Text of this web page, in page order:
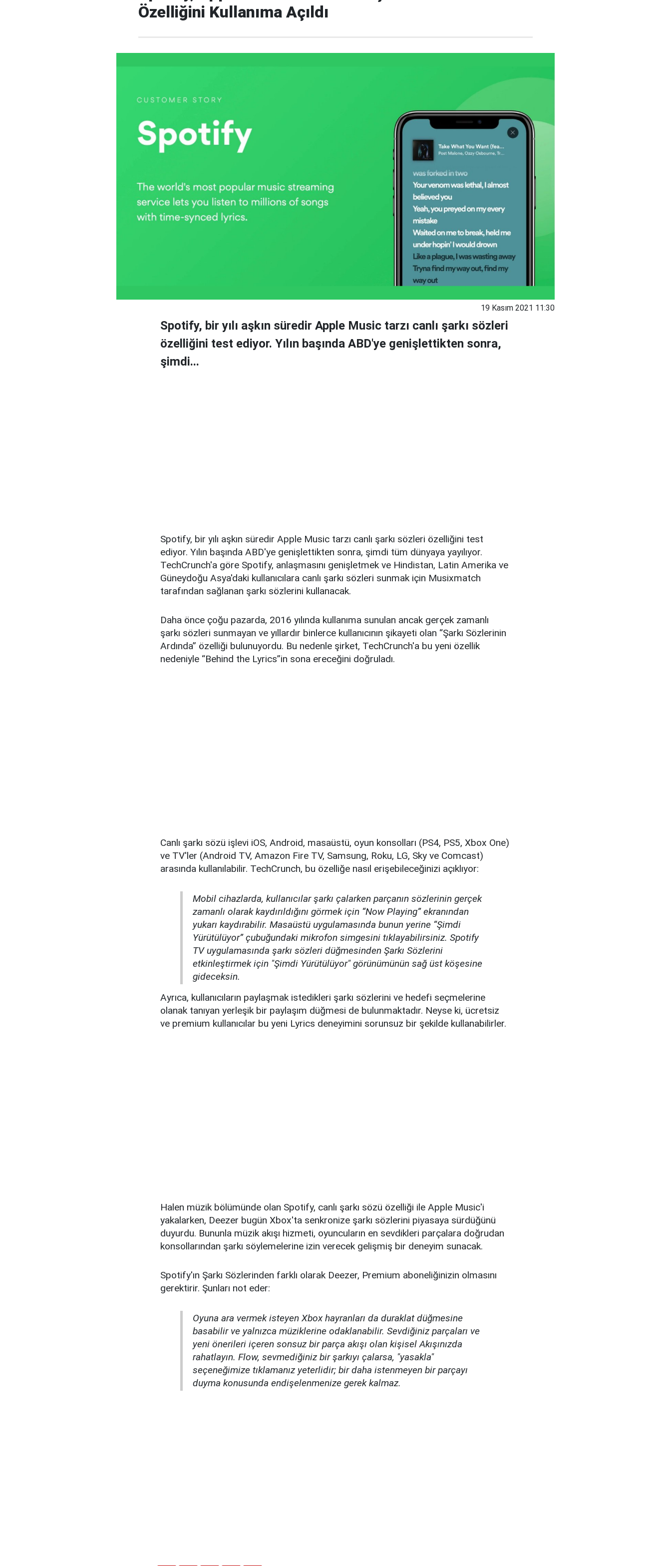
Özelliğini Kullanıma Açıldı
19 Kasım 2021 11:30
Spotify, bir yılı aşkın süredir Apple Music tarzı canlı şarkı sözleri
özelliğini test ediyor. Yılın başında ABD'ye genişlettikten sonra,
şimdi...
Spotify, bir yılı aşkın süredir Apple Music tarzı canlı şarkı sözleri özelliğini test
ediyor. Yılın başında ABD'ye genişlettikten sonra, şimdi tüm dünyaya yayılıyor.
TechCrunch'a göre Spotify, anlaşmasını genişletmek ve Hindistan, Latin Amerika ve
Güneydoğu Asya'daki kullanıcılara canlı şarkı sözleri sunmak için Musixmatch
tarafından sağlanan şarkı sözlerini kullanacak.
Daha önce çoğu pazarda, 2016 yılında kullanıma sunulan ancak gerçek zamanlı
şarkı sözleri sunmayan ve yıllardır binlerce kullanıcının şikayeti olan “Şarkı Sözlerinin
Ardında” özelliği bulunuyordu. Bu nedenle şirket, TechCrunch'a bu yeni özellik
nedeniyle “Behind the Lyrics”in sona ereceğini doğruladı.
Canlı şarkı sözü işlevi iOS, Android, masaüstü, oyun konsolları (PS4, PS5, Xbox One)
ve TV'ler (Android TV, Amazon Fire TV, Samsung, Roku, LG, Sky ve Comcast)
arasında kullanılabilir. TechCrunch, bu özelliğe nasıl erişebileceğinizi açıklıyor:
Mobil cihazlarda, kullanıcılar şarkı çalarken parçanın sözlerinin gerçek
zamanlı olarak kaydırıldığını görmek için “Now Playing” ekranından
yukarı kaydırabilir. Masaüstü uygulamasında bunun yerine “Şimdi
Yürütülüyor” çubuğundaki mikrofon simgesini tıklayabilirsiniz. Spotify
TV uygulamasında şarkı sözleri düğmesinden Şarkı Sözlerini
etkinleştirmek için "Şimdi Yürütülüyor" görünümünün sağ üst köşesine
gideceksin.
Ayrıca, kullanıcıların paylaşmak istedikleri şarkı sözlerini ve hedefi seçmelerine
olanak tanıyan yerleşik bir paylaşım düğmesi de bulunmaktadır. Neyse ki, ücretsiz
ve premium kullanıcılar bu yeni Lyrics deneyimini sorunsuz bir şekilde kullanabilirler.
Halen müzik bölümünde olan Spotify, canlı şarkı sözü özelliği ile Apple Music'i
yakalarken, Deezer bugün Xbox'ta senkronize şarkı sözlerini piyasaya sürdüğünü
duyurdu. Bununla müzik akışı hizmeti, oyuncuların en sevdikleri parçalara doğrudan
konsollarından şarkı söylemelerine izin verecek gelişmiş bir deneyim sunacak.
Spotify'ın Şarkı Sözlerinden farklı olarak Deezer, Premium aboneliğinizin olmasını
gerektirir. Şunları not eder:
Oyuna ara vermek isteyen Xbox hayranları da duraklat düğmesine
basabilir ve yalnızca müziklerine odaklanabilir. Sevdiğiniz parçaları ve
yeni önerileri içeren sonsuz bir parça akışı olan kişisel Akışınızda
rahatlayın. Flow, sevmediğiniz bir şarkıyı çalarsa, "yasakla"
seçeneğimize tıklamanız yeterlidir; bir daha istenmeyen bir parçayı
duyma konusunda endişelenmenize gerek kalmaz.